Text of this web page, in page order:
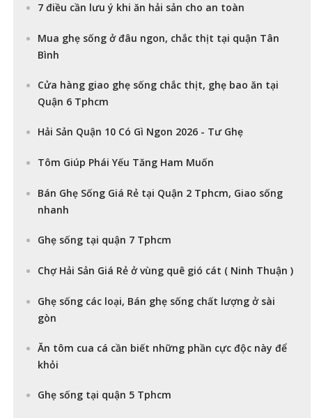
7 điều cần lưu ý khi ăn hải sản cho an toàn
Mua ghẹ sống ở đâu ngon, chắc thịt tại quận Tân
Bình
Cửa hàng giao ghẹ sống chắc thịt, ghẹ bao ăn tại
Quận 6 Tphcm
Hải Sản Quận 10 Có Gì Ngon 2026 - Tư Ghẹ
Tôm Giúp Phái Yếu Tăng Ham Muốn
Bán Ghẹ Sống Giá Rẻ tại Quận 2 Tphcm, Giao sống
nhanh
Ghẹ sống tại quận 7 Tphcm
Chợ Hải Sản Giá Rẻ ở vùng quê gió cát ( Ninh Thuận )
Ghẹ sống các loại, Bán ghẹ sống chất lượng ở sài
gòn
Ăn tôm cua cá cần biết những phần cực độc này để
khỏi
Ghẹ sống tại quận 5 Tphcm